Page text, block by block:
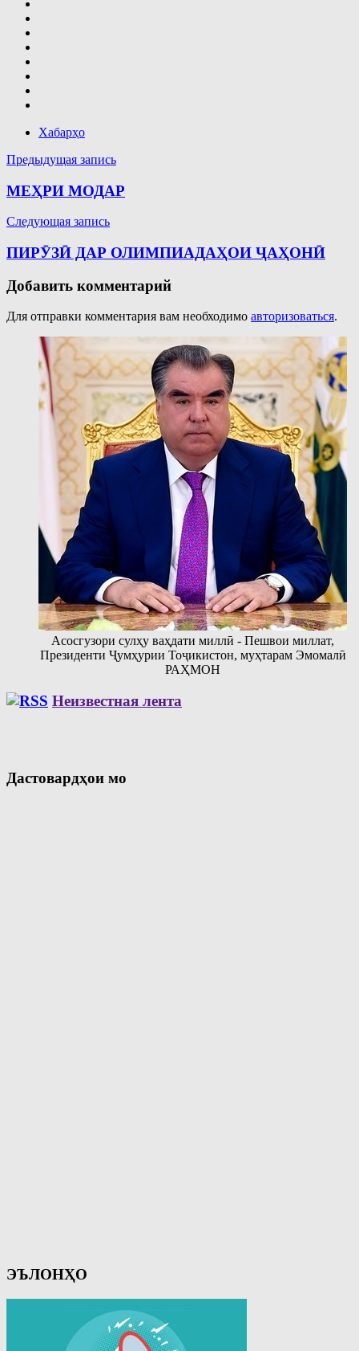
Хабарҳо
Навигация
по
записям
Предыдущая запись
МЕҲРИ МОДАР
Следующая запись
ПИРӮЗӢ ДАР ОЛИМПИАДАҲОИ ҶАҲОНӢ
Добавить комментарий
Для отправки комментария вам необходимо авторизоваться.
Асосгузори сулҳу ваҳдати миллӣ - Пешвои миллат,
Президенти Ҷумҳурии Тоҷикистон, муҳтарам Эмомалӣ
РАҲМОН
Неизвестная лента
Дастовардҳои мо
ЭЪЛОНҲО